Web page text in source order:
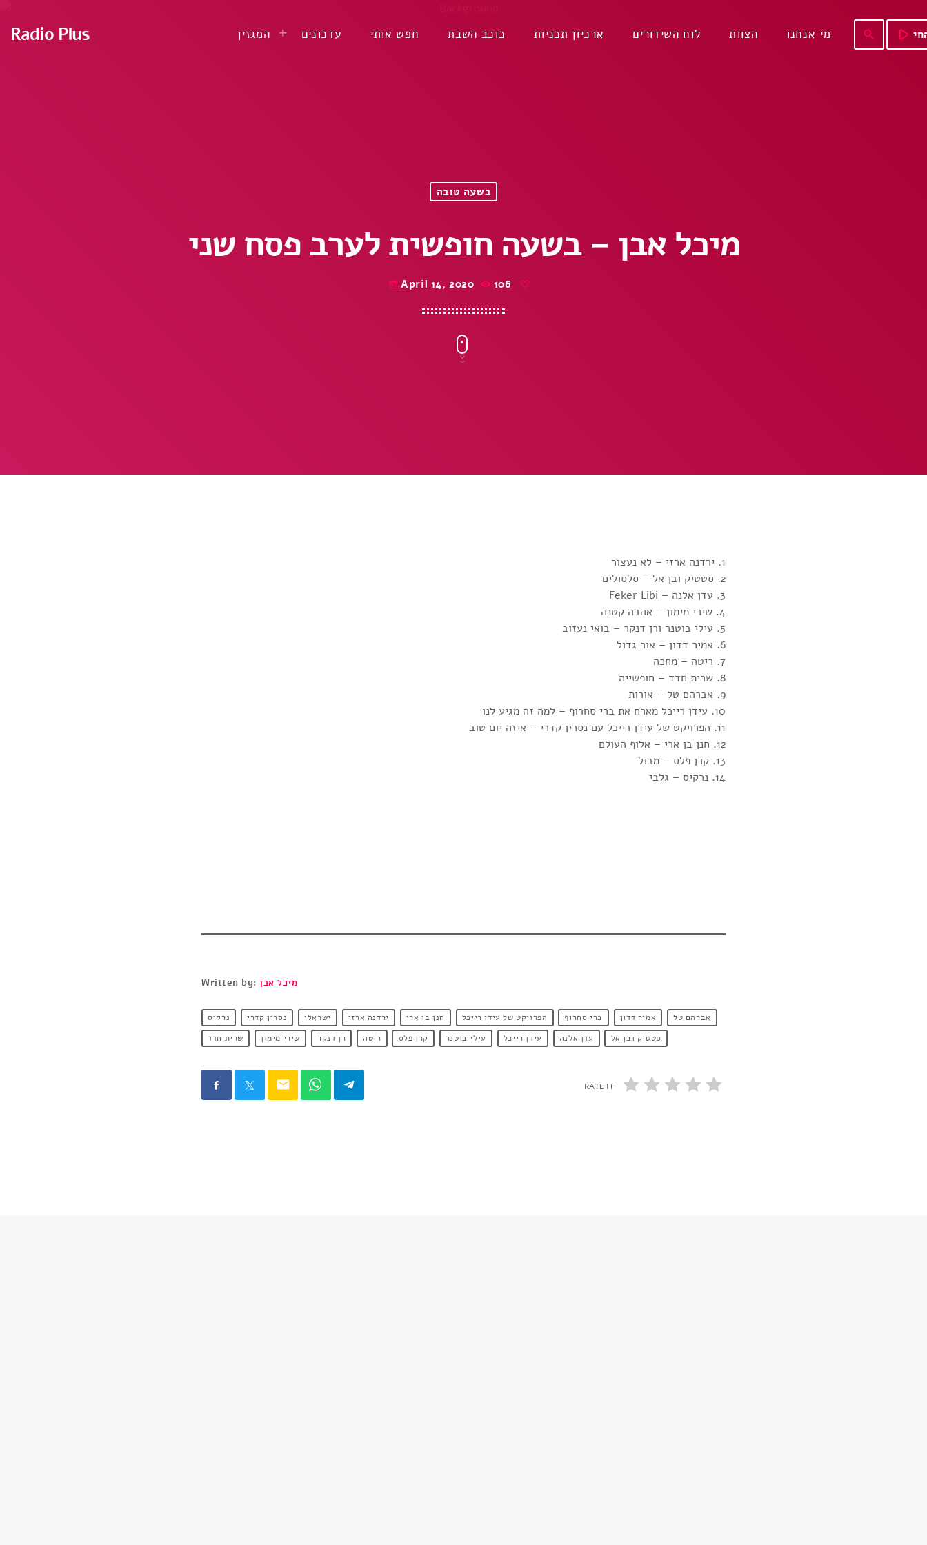
Radio Plus המגזין עדכונים חפש אותי כוכב השבת ארכיון תכניות לוח השידורים הצוות מי אנחנו search play_arrow
בשעה טובה
מיכל אבן – בשעה חופשית לערב פסח שני
today April 14, 2020 106
1. ירדנה ארזי – לא נעצור
2. סטטיק ובן אל – סלסולים
3. עדן אלנה – Feker Libi
4. שירי מימון – אהבה קטנה
5. עילי בוטנר ורן דנקר – בואי נעזוב
6. אמיר דדון – אור גדול
7. ריטה – מחכה
8. שרית חדד – חופשייה
9. אברהם טל – אורות
10. עידן רייכל מארח את ברי סחרוף – למה זה מגיע לנו
11. הפרויקט של עידן רייכל עם נסרין קדרי – איזה יום טוב
12. חנן בן ארי – אלוף העולם
13. קרן פלס – מבול
14. נרקיס – גלבי
Written by:מיכל אבן
אברהם טל אמיר דדון ברי סחרוף הפרויקט של עידן רייכל חנן בן ארי ירדנה ארזי ישראלי נסרין קדרי
נרקיס
סטטיק ובן אל
עדן אלנה עידן רייכל עילי בוטנר קרן פלס ריטה רן דנקר שירי מימון שרית חדד
email RATE IT